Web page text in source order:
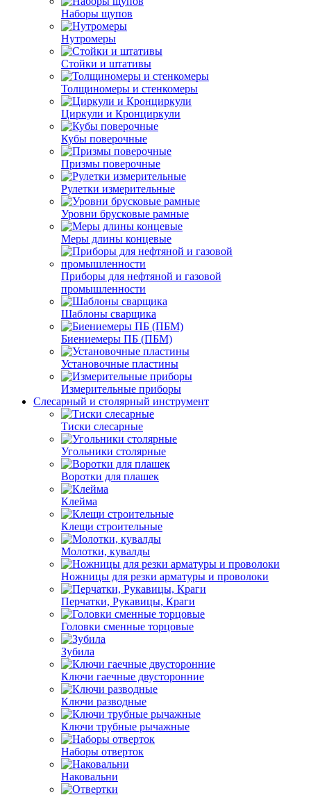
Наборы щупов
Нутромеры
Стойки и штативы
Толщиномеры и стенкомеры
Циркули и Кронциркули
Кубы поверочные
Призмы поверочные
Рулетки измерительные
Уровни брусковые рамные
Меры длины концевые
Приборы для нефтяной и газовой
промышленности
Шаблоны сварщика
Биениемеры ПБ (ПБМ)
Установочные пластины
Измерительные приборы
Слесарный и столярный инструмент
Тиски слесарные
Угольники столярные
Воротки для плашек
Клейма
Клещи строительные
Молотки, кувалды
Ножницы для резки арматуры и проволоки
Перчатки, Рукавицы, Краги
Головки сменные торцовые
Зубила
Ключи гаечные двусторонние
Ключи разводные
Ключи трубные рычажные
Наборы отверток
Наковальни